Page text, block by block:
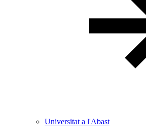
Universitat a l'Abast